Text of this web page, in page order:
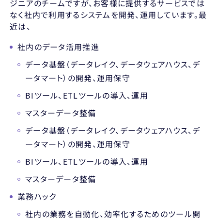
ジニアのチームですが、お客様に提供するサービスでは
なく社内で利用するシステムを開発、運用しています。最
近は、
社内のデータ活用推進
データ基盤（データレイク、データウェアハウス、デ
ータマート）の開発、運用保守
BIツール、ETLツールの導入、運用
マスターデータ整備
データ基盤（データレイク、データウェアハウス、デ
ータマート）の開発、運用保守
BIツール、ETLツールの導入、運用
マスターデータ整備
業務ハック
社内の業務を自動化、効率化するためのツール開